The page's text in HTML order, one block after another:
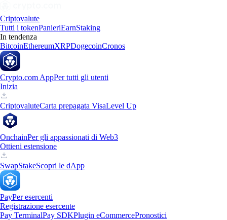
Criptovalute
Tutti i tokenPanieriEarnStaking
In tendenza
BitcoinEthereumXRPDogecoinCronos
Crypto.com AppPer tutti gli utenti
Inizia
CriptovaluteCarta prepagata VisaLevel Up
OnchainPer gli appassionati di Web3
Ottieni estensione
SwapStakeScopri le dApp
PayPer esercenti
Registrazione esercente
Pay TerminalPay SDKPlugin eCommercePronostici